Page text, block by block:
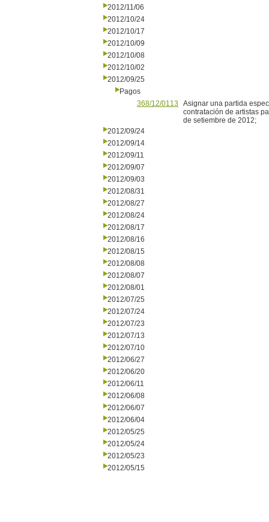
2012/11/06
2012/10/24
2012/10/17
2012/10/09
2012/10/08
2012/10/02
2012/09/25
Pagos
368/12/0113
Asignar una partida
contratación de artistas
de setiembre de 2012;
2012/09/24
2012/09/14
2012/09/11
2012/09/07
2012/09/03
2012/08/31
2012/08/27
2012/08/24
2012/08/17
2012/08/16
2012/08/15
2012/08/08
2012/08/07
2012/08/01
2012/07/25
2012/07/24
2012/07/23
2012/07/13
2012/07/10
2012/06/27
2012/06/20
2012/06/11
2012/06/08
2012/06/07
2012/06/04
2012/05/25
2012/05/24
2012/05/23
2012/05/15